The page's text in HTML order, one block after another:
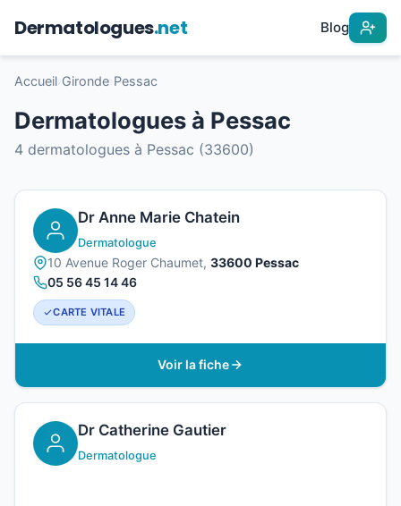
Dermatologues.net Blog
Accueil Gironde Pessac
Dermatologues à Pessac
4 dermatologues à Pessac (33600)
Dr Anne Marie Chatein
Dermatologue
10 Avenue Roger Chaumet, 33600 Pessac
05 56 45 14 46
CARTE VITALE
Voir la fiche
Dr Catherine Gautier
Dermatologue